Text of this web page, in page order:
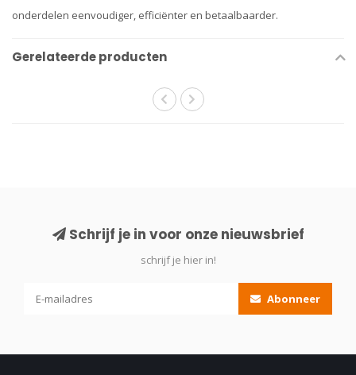
onderdelen eenvoudiger, efficiënter en betaalbaarder.
Gerelateerde producten
Schrijf je in voor onze nieuwsbrief
schrijf je hier in!
Abonneer